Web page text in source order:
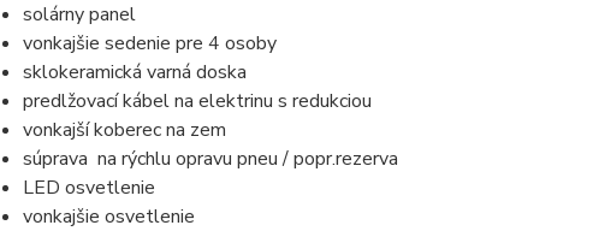
solárny panel
vonkajšie sedenie pre 4 osoby
sklokeramická varná doska
predlžovací kábel na elektrinu s redukciou
vonkajší koberec na zem
súprava na rýchlu opravu pneu / popr.rezerva
LED osvetlenie
vonkajšie osvetlenie